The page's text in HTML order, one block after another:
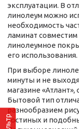
эксплуатации. В
линолеум можно
необходимость
ламинат
линолеумное
его использования.
При выборе
минуты и не
магазине
Бытовой тип
разнообразием
гостиных и